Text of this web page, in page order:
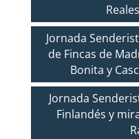
Jornada
de Fincas de
Bonita y
Jornada
Finlandés y